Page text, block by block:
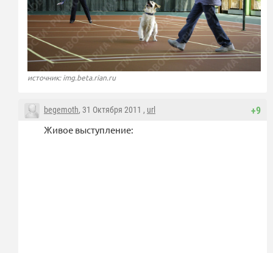
источник: img.beta.rian.ru
+9
begemoth, 31 Октября 2011 , url
Живое выступление: